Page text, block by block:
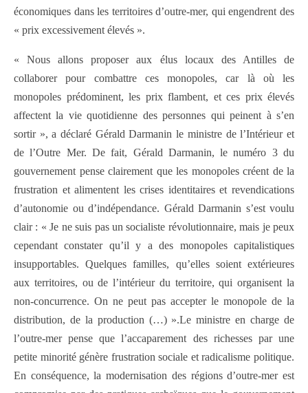
économiques dans les territoires d’outre-mer, qui engendrent des
« prix excessivement élevés ».
« Nous allons proposer aux élus locaux des Antilles de
collaborer pour combattre ces monopoles, car là où les
monopoles prédominent, les prix flambent, et ces prix élevés
affectent la vie quotidienne des personnes qui peinent à s’en
sortir », a déclaré Gérald Darmanin le ministre de l’Intérieur et
de l’Outre Mer. De fait, Gérald Darmanin, le numéro 3 du
gouvernement pense clairement que les monopoles créent de la
frustration et alimentent les crises identitaires et revendications
d’autonomie ou d’indépendance. Gérald Darmanin s’est voulu
clair : « Je ne suis pas un socialiste révolutionnaire, mais je peux
cependant constater qu’il y a des monopoles capitalistiques
insupportables. Quelques familles, qu’elles soient extérieures
aux territoires, ou de l’intérieur du territoire, qui organisent la
non-concurrence. On ne peut pas accepter le monopole de la
distribution, de la production (…) ».Le ministre en charge de
l’outre-mer pense que l’accaparement des richesses par une
petite minorité génère frustration sociale et radicalisme politique.
En conséquence, la modernisation des régions d’outre-mer est